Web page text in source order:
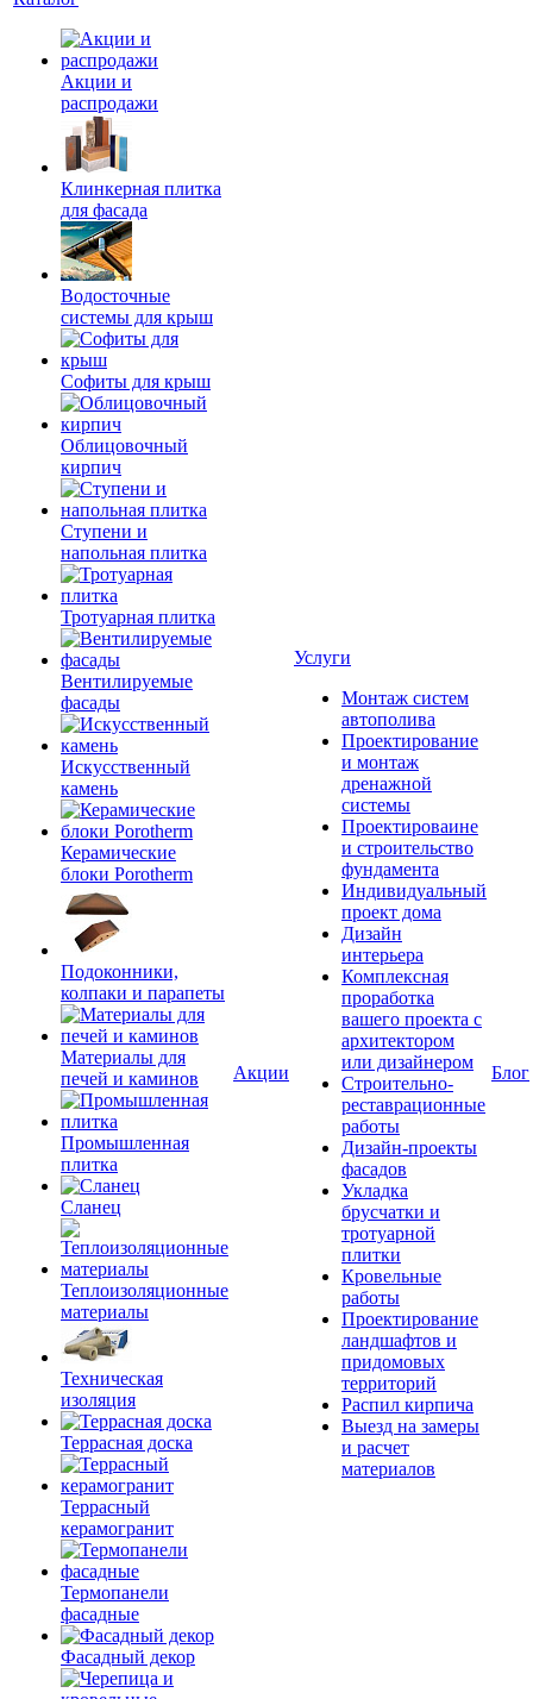
Акции и
распродажи
Клинкерная плитка
для фасада
Водосточные
системы для крыш
Софиты для крыш
Облицовочный
кирпич
Ступени и
напольная плитка
Тротуарная плитка
Вентилируемые
фасады
Искусственный
камень
Керамические
блоки Porotherm
Подоконники,
колпаки и парапеты
Материалы для
печей и каминов
Промышленная
плитка
Сланец
Теплоизоляционные
материалы
Техническая
изоляция
Террасная доска
Террасный
керамогранит
Термопанели
фасадные
Фасадный декор
Акции
Услуги
Монтаж систем
автополива
Проектирование
и монтаж
дренажной
системы
Проектироваине
и строительство
фундамента
Индивидуальный
проект дома
Дизайн
интерьера
Комплексная
проработка
вашего проекта с
архитектором
или дизайнером
Строительно-
реставрационные
работы
Дизайн-проекты
фасадов
Укладка
брусчатки и
тротуарной
плитки
Кровельные
работы
Проектирование
ландшафтов и
придомовых
территорий
Распил кирпича
Выезд на замеры
и расчет
материалов
Блог